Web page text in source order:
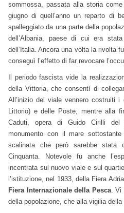
sommossa, passata alla storia
giugno di quell’anno un reparto di
spalleggiato da una parte della
dell’Albania, paese di cui era
dell’Italia. Ancora una volta la rivolta
conseguì l’effetto di far revocare
Il periodo fascista vide la
della Vittoria, che consentì di
All’inizio del viale vennero costruiti
Littorio) e delle Poste, mentre alla
Caduti, opera di Guido Cirilli
monumento con il mare
scalinata che però sarebbe stata
Cinquanta. Notevole fu anche
incentrata sul nuovo viale e sul
l’istituzione, nel 1933, della Fiera
Fiera Internazionale della Pesca. Vi
della popolazione, che alla vigilia